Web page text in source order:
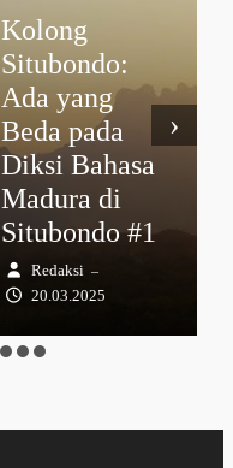
Kolong
Situbondo:
Ada yang
Beda pada
Diksi Bahasa
Madura di
Situbondo #1
Redaksi –
20.03.2025
›